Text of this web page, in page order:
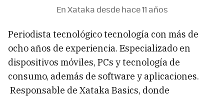
En Xataka desdehace 11 años
Periodista tecnológico tecnología con más de
ocho años de experiencia. Especializado en
dispositivos móviles, PCs y tecnología de
consumo, además de software y aplicaciones.
Responsable de Xataka Basics, donde